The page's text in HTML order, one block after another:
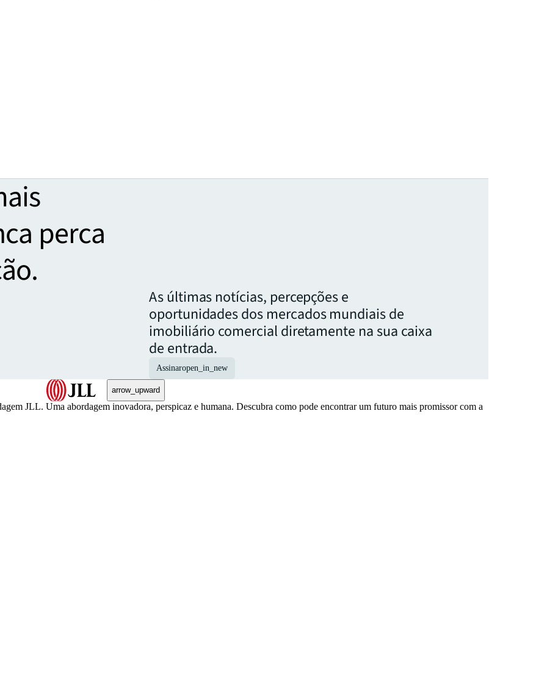
perca
As últimas notícias, percepções e
oportunidades dos mercados mundiais de
imobiliário comercial diretamente na sua caixa
de entrada.
Assinaropen_in_new
arrow_upward
JLL. Uma abordagem inovadora, perspicaz e humana. Descubra como pode encontrar um futuro mais promissor com a